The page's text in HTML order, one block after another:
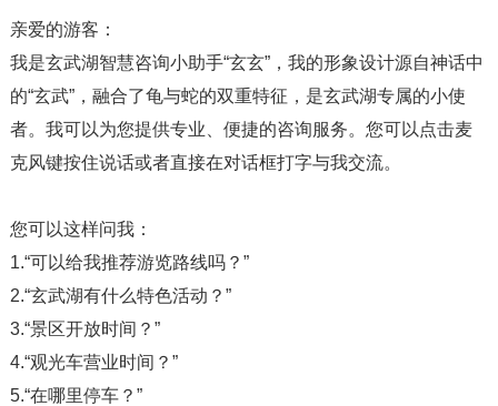
亲爱的游客：
我是玄武湖智慧咨询小助手“玄玄”，我的形象设计源自神话中
的“玄武”，融合了龟与蛇的双重特征，是玄武湖专属的小使
者。我可以为您提供专业、便捷的咨询服务。您可以点击麦
克风键按住说话或者直接在对话框打字与我交流。
您可以这样问我：
1.“可以给我推荐游览路线吗？”
2.“玄武湖有什么特色活动？”
3.“景区开放时间？”
4.“观光车营业时间？”
5.“在哪里停车？”